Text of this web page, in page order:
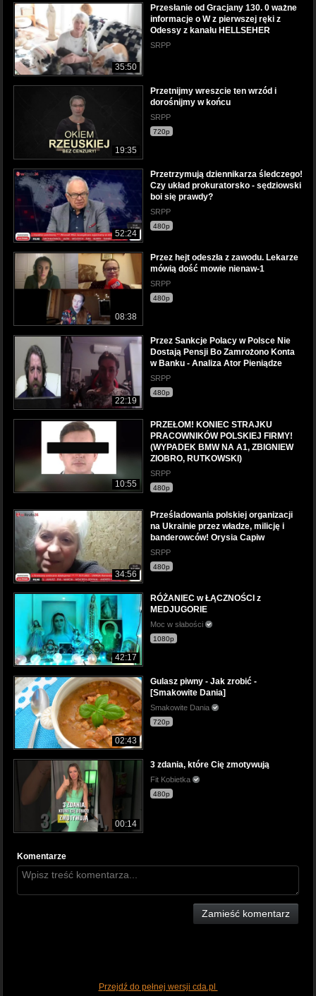
35:50
Przesłanie od Gracjany 130. 0 ważne
informacje o W z pierwszej ręki z
Odessy z kanału HELLSEHER
SRPP
19:35
Przetnijmy wreszcie ten wrzód i
dorośnijmy w końcu
SRPP
720p
52:24
Przetrzymują dziennikarza śledczego!
Czy układ prokuratorsko - sędziowski
boi się prawdy?
SRPP
480p
08:38
Przez hejt odeszła z zawodu. Lekarze
mówią dość mowie nienaw-1
SRPP
480p
22:19
Przez Sankcje Polacy w Polsce Nie
Dostają Pensji Bo Zamrożono Konta
w Banku - Analiza Ator Pieniądze
SRPP
480p
10:55
PRZEŁOM! KONIEC STRAJKU
PRACOWNIKÓW POLSKIEJ FIRMY!
(WYPADEK BMW NA A1, ZBIGNIEW
ZIOBRO, RUTKOWSKI)
SRPP
480p
34:56
Prześladowania polskiej organizacji
na Ukrainie przez władze, milicję i
banderowców! Orysia Capiw
SRPP
480p
42:17
RÓŻANIEC w ŁĄCZNOŚCI z
MEDJUGORIE
Moc w słabości
1080p
02:43
Gulasz piwny - Jak zrobić -
[Smakowite Dania]
Smakowite Dania
720p
00:14
3 zdania, które Cię zmotywują
Fit Kobietka
480p
Komentarze
Zamieść komentarz
Przejdź do pełnej wersji cda.pl